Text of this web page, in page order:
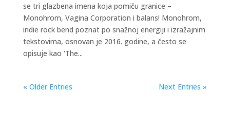
se tri glazbena imena koja pomiču granice –
Monohrom, Vagina Corporation i balans! Monohrom,
indie rock bend poznat po snažnoj energiji i izražajnim
tekstovima, osnovan je 2016. godine, a često se
opisuje kao ‘The...
« Older Entries Next Entries »